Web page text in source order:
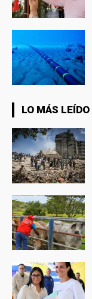
LO MÁS LEÍDO